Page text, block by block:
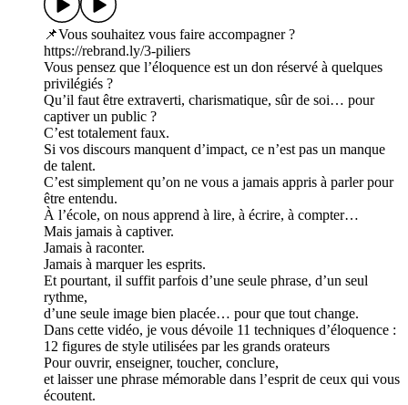
📌Vous souhaitez vous faire accompagner ?
https://rebrand.ly/3-piliers
Vous pensez que l’éloquence est un don réservé à quelques
privilégiés ?
Qu’il faut être extraverti, charismatique, sûr de soi… pour
captiver un public ?
C’est totalement faux.
Si vos discours manquent d’impact, ce n’est pas un manque
de talent.
C’est simplement qu’on ne vous a jamais appris à parler pour
être entendu.
À l’école, on nous apprend à lire, à écrire, à compter…
Mais jamais à captiver.
Jamais à raconter.
Jamais à marquer les esprits.
Et pourtant, il suffit parfois d’une seule phrase, d’un seul
rythme,
d’une seule image bien placée… pour que tout change.
Dans cette vidéo, je vous dévoile 11 techniques d’éloquence :
12 figures de style utilisées par les grands orateurs
Pour ouvrir, enseigner, toucher, conclure,
et laisser une phrase mémorable dans l’esprit de ceux qui vous
écoutent.